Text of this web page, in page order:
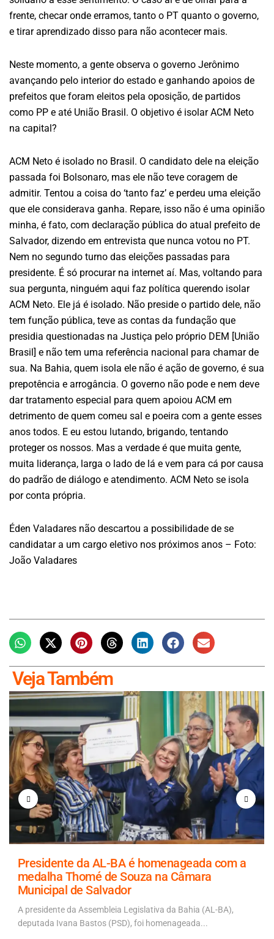
frente, checar onde erramos, tanto o PT quanto o governo,
e tirar aprendizado disso para não acontecer mais.
Neste momento, a gente observa o governo Jerônimo
avançando pelo interior do estado e ganhando apoios de
prefeitos que foram eleitos pela oposição, de partidos
como PP e até União Brasil. O objetivo é isolar ACM Neto
na capital?
ACM Neto é isolado no Brasil. O candidato dele na eleição
passada foi Bolsonaro, mas ele não teve coragem de
admitir. Tentou a coisa do ‘tanto faz’ e perdeu uma eleição
que ele considerava ganha. Repare, isso não é uma opinião
minha, é fato, com declaração pública do atual prefeito de
Salvador, dizendo em entrevista que nunca votou no PT.
Nem no segundo turno das eleições passadas para
presidente. É só procurar na internet aí. Mas, voltando para
sua pergunta, ninguém aqui faz política querendo isolar
ACM Neto. Ele já é isolado. Não preside o partido dele, não
tem função pública, teve as contas da fundação que
presidia questionadas na Justiça pelo próprio DEM [União
Brasil] e não tem uma referência nacional para chamar de
sua. Na Bahia, quem isola ele não é ação de governo, é sua
prepotência e arrogância. O governo não pode e nem deve
dar tratamento especial para quem apoiou ACM em
detrimento de quem comeu sal e poeira com a gente esses
anos todos. E eu estou lutando, brigando, tentando
proteger os nossos. Mas a verdade é que muita gente,
muita liderança, larga o lado de lá e vem para cá por causa
do padrão de diálogo e atendimento. ACM Neto se isola
por conta própria.
Éden Valadares não descartou a possibilidade de se
candidatar a um cargo eletivo nos próximos anos – Foto:
João Valadares
Veja Também
Presidente da AL-BA é homenageada com a
medalha Thomé de Souza na Câmara
Municipal de Salvador
A presidente da Assembleia Legislativa da Bahia (AL-BA),
deputada Ivana Bastos (PSD), foi homenageada...